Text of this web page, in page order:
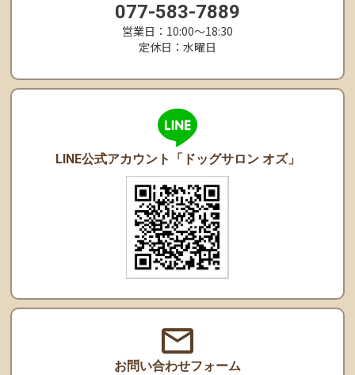
077-583-7889
営業日：10:00〜18:30
定休日：水曜日
LINE公式アカウント 「ドッグサロン オズ」
お問い合わせフォーム